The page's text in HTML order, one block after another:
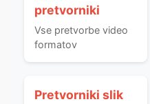
pretvorniki
Vse pretvorbe video
formatov
Pretvorniki slik